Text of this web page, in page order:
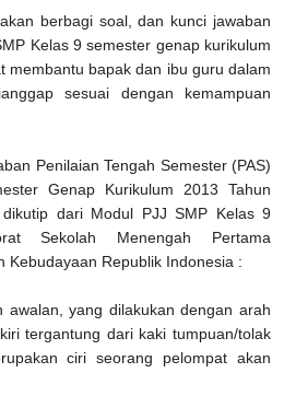
berbagi soal, dan kunci jawaban
Kelas 9 semester genap kurikulum
membantu bapak dan ibu guru dalam
sesuai dengan kemampuan
Penilaian Tengah Semester (PAS)
Genap Kurikulum 2013 Tahun
dari Modul PJJ SMP Kelas 9
Sekolah Menengah Pertama
Kebudayaan Republik Indonesia :
awalan, yang dilakukan dengan arah
tergantung dari kaki tumpuan/tolak
ciri seorang pelompat akan